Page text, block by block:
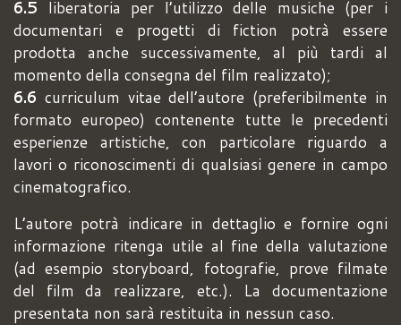
6.5 liberatoria per l’utilizzo delle musiche (per i
documentari e progetti di fiction potrà essere
prodotta anche successivamente, al più tardi al
momento della consegna del film realizzato);
6.6 curriculum vitae dell’autore (preferibilmente in
formato europeo) contenente tutte le precedenti
esperienze artistiche, con particolare riguardo a
lavori o riconoscimenti di qualsiasi genere in campo
cinematografico.
L’autore potrà indicare in dettaglio e fornire ogni
informazione ritenga utile al fine della valutazione
(ad esempio storyboard, fotografie, prove filmate
del film da realizzare, etc.). La documentazione
presentata non sarà restituita in nessun caso.